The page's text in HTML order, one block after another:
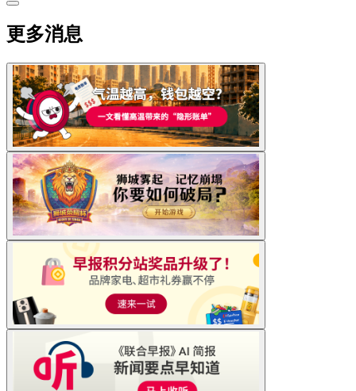
更多消息